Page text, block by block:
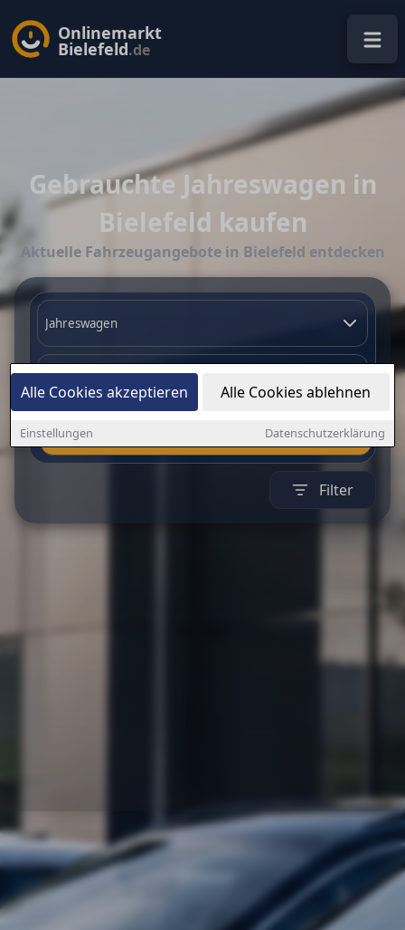
Alle Cookies akzeptieren Alle Cookies ablehnen
Einstellungen Datenschutzerklärung
Onlinemarkt
Bielefeld.de
Gebrauchte Jahreswagen in
Bielefeld kaufen
Aktuelle Fahrzeugangebote in Bielefeld entdecken
Filter